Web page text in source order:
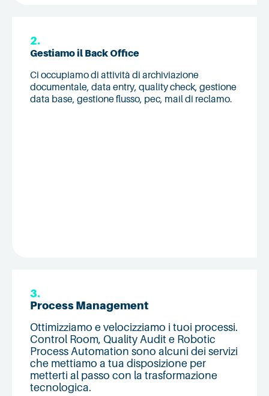
2.
Gestiamo il Back Office
Ci occupiamo di attività di archiviazione
documentale, data entry, quality check, gestione
data base, gestione flusso, pec, mail di reclamo.
3.
Process Management
Ottimizziamo e velocizziamo i tuoi processi.
Control Room, Quality Audit e Robotic
Process Automation sono alcuni dei servizi
che mettiamo a tua disposizione per
metterti al passo con la trasformazione
tecnologica.